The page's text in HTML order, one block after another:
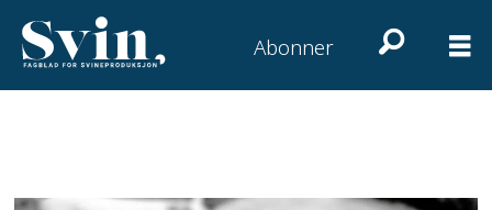
Abonner